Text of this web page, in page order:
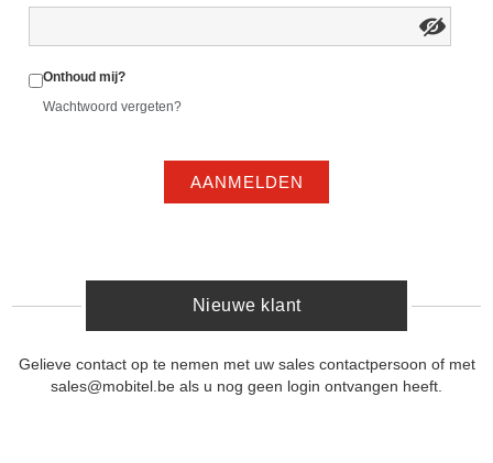
Onthoud mij?
Wachtwoord vergeten?
AANMELDEN
Nieuwe klant
Gelieve contact op te nemen met uw sales contactpersoon of met
sales@mobitel.be als u nog geen login ontvangen heeft.